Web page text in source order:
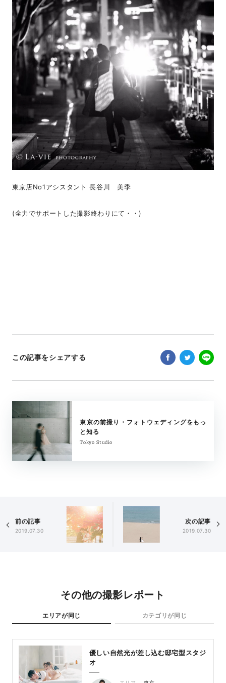
東京店No1アシスタント 長谷川 美季
(全力でサポートした撮影終わりにて・・)
この記事をシェアする
東京の前撮り・フォトウェディングをもっ
と知る
Tokyo Studio
前の記事
2019.07.30
次の記事
2019.07.30
その他の撮影レポート
エリアが同じ カテゴリが同じ
優しい自然光が差し込む邸宅型スタジ
オ